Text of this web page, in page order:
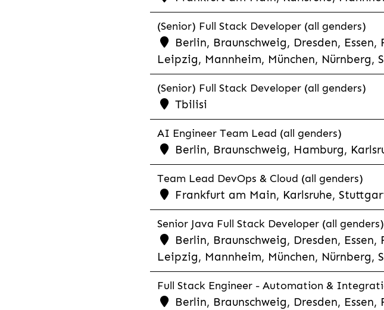
(Senior) Full Stack Developer (all genders)
Berlin, Braunschweig, Dresden,
Leipzig, Mannheim, München, Nürnberg,
(Senior) Full Stack Developer (all genders)
Tbilisi
AI Engineer Team Lead (all genders)
Berlin, Braunschweig, Hamburg,
Team Lead DevOps & Cloud (all genders)
Frankfurt am Main, Karlsruhe,
Senior Java Full Stack Developer (all genders)
Berlin, Braunschweig, Dresden,
Leipzig, Mannheim, München, Nürnberg,
Full Stack Engineer - Automation &
Berlin, Braunschweig, Dresden,